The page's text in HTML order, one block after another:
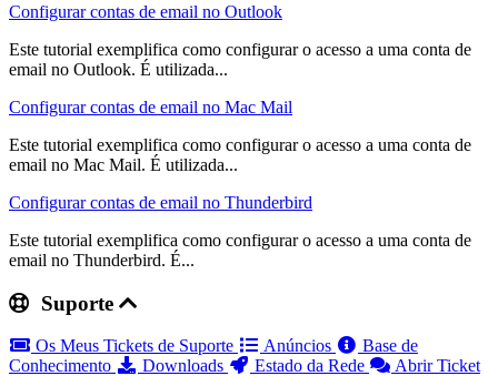
Configurar contas de email no Outlook
Este tutorial exemplifica como configurar o acesso a uma conta de
email no Outlook. É utilizada...
Configurar contas de email no Mac Mail
Este tutorial exemplifica como configurar o acesso a uma conta de
email no Mac Mail. É utilizada...
Configurar contas de email no Thunderbird
Este tutorial exemplifica como configurar o acesso a uma conta de
email no Thunderbird. É...
Suporte
Os Meus Tickets de Suporte Anúncios
Base de
Conhecimento
Downloads Estado da Rede Abrir Ticket